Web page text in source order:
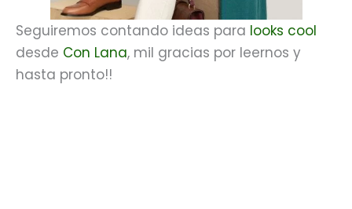
Seguiremos contando ideas para looks cool
desde Con Lana, mil gracias por leernos y
hasta pronto!!